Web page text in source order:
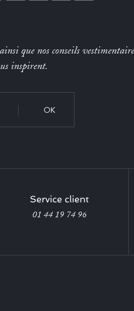
que nos conseils
inspirent.
OK
Service client
01 44 19 74 96